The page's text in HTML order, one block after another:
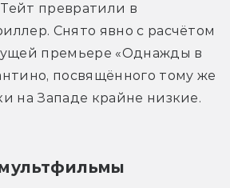
превратили в
Снято явно с расчётом
премьере «Однажды в
посвящённого тому же
на Западе крайне низкие.